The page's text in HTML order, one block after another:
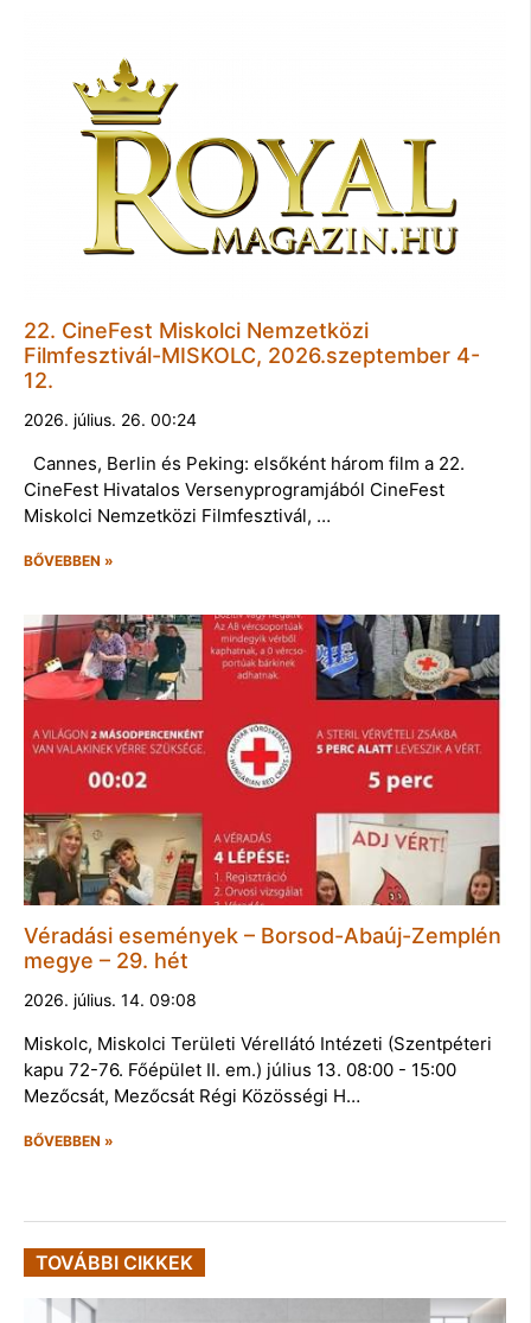
22. CineFest Miskolci Nemzetközi
Filmfesztivál-MISKOLC, 2026.szeptember 4-
12.
2026. július. 26. 00:24
Cannes, Berlin és Peking: elsőként három film a 22.
CineFest Hivatalos Versenyprogramjából CineFest
Miskolci Nemzetközi Filmfesztivál, …
BŐVEBBEN »
Véradási események – Borsod-Abaúj-Zemplén
megye – 29. hét
2026. július. 14. 09:08
Miskolc, Miskolci Területi Vérellátó Intézeti (Szentpéteri
kapu 72-76. Főépület II. em.) július 13. 08:00 - 15:00
Mezőcsát, Mezőcsát Régi Közösségi H…
BŐVEBBEN »
TOVÁBBI CIKKEK